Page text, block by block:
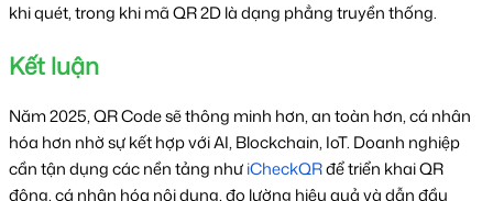
khi quét, trong khi mã QR 2D là dạng phẳng truyền thống.
Kết luận
Năm 2025, QR Code sẽ thông minh hơn, an toàn hơn, cá nhân
hóa hơn nhờ sự kết hợp với AI, Blockchain, IoT. Doanh nghiệp
cần tận dụng các nền tảng nhưiCheckQRđể triển khai QR
động, cá nhân hóa nội dung, đo lường hiệu quả và dẫn đầu